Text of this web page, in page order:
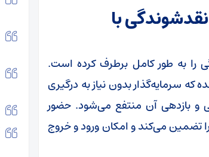
با
را به طور کامل برطرف کرده است.
سرمایه‌گذار بدون نیاز به درگیری
و بازدهی آن منتفع می‌شود. حضور
تضمین می‌کند و امکان ورود و خروج